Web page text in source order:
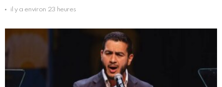
il y a environ 23 heures